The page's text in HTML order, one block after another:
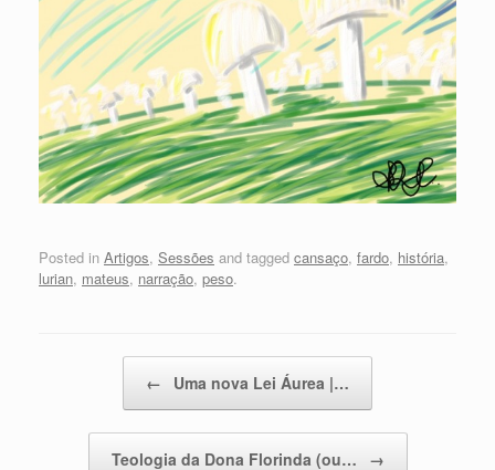
Posted in Artigos, Sessões and tagged cansaço, fardo, história,
lurian, mateus, narração, peso.
← Uma nova Lei Áurea |…
Teologia da Dona Florinda (ou… →